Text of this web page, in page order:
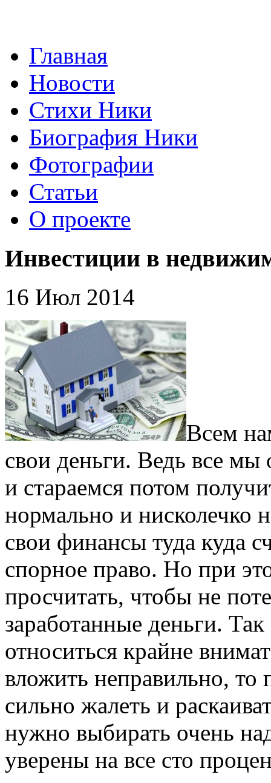
Главная
Новости
Стихи Ники
Биография Ники
Фотографии
Статьи
О проекте
Инвестиции в
16 Июл 2014
Всем
свои деньги. Ведь все мы
и стараемся потом
нормально и нисколечко
свои финансы туда куда
спорное право. Но при
просчитать, чтобы не
заработанные деньги.
относиться крайне
вложить неправильно,
сильно жалеть и
нужно выбирать очень
уверены на все сто